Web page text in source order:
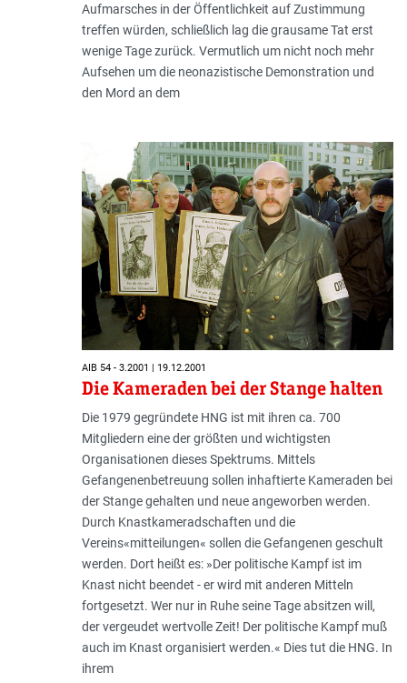
Aufmarsches in der Öffentlichkeit auf Zustimmung
treffen würden, schließlich lag die grausame Tat erst
wenige Tage zurück. Vermutlich um nicht noch mehr
Aufsehen um die neonazistische Demonstration und
den Mord an dem
AIB 54 - 3.2001 | 19.12.2001
Die Kameraden bei der Stange halten
Die 1979 gegründete HNG ist mit ihren ca. 700
Mitgliedern eine der größten und wichtigsten
Organisationen dieses Spektrums. Mittels
Gefangenenbetreuung sollen inhaftierte Kameraden bei
der Stange gehalten und neue angeworben werden.
Durch Knastkameradschaften und die
Vereins«mitteilungen« sollen die Gefangenen geschult
werden. Dort heißt es: »Der politische Kampf ist im
Knast nicht beendet - er wird mit anderen Mitteln
fortgesetzt. Wer nur in Ruhe seine Tage absitzen will,
der vergeudet wertvolle Zeit! Der politische Kampf muß
auch im Knast organisiert werden.« Dies tut die HNG. In
ihrem